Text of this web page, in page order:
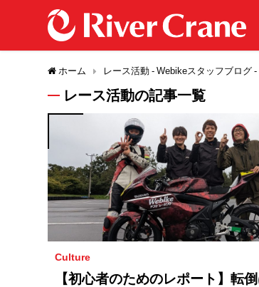
ホーム レース活動 - Webikeスタッフブログ -
レース活動の記事一覧
Culture
【初心者のためのレポート】転倒